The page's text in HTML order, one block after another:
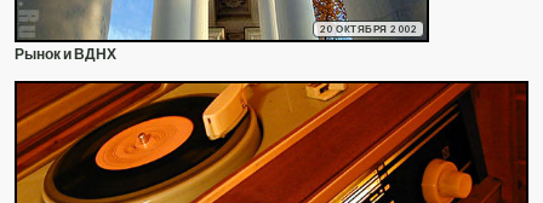
20 ОКТЯБРЯ 2002
Рынок и ВДНХ